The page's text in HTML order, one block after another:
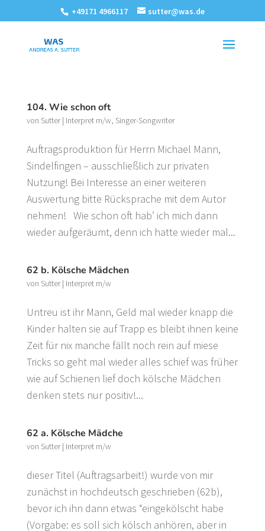
+49171 4966117 sutter@was.de
104. Wie schon oft
von Sutter| Interpret m/w, Singer-Songwriter
Auftragsproduktion für Herrn Michael Mann,
Sindelfingen – ausschließlich zur privaten
Nutzung! Bei Interesse an einer weiteren
Auswertung bitte Rücksprache mit dem Autor
nehmen! Wie schon oft hab’ ich mich dann
wieder aufgeräumt, denn ich hatte wieder mal...
62 b. Kölsche Mädchen
von Sutter| Interpret m/w
Untreu ist ihr Mann, Geld mal wieder knapp die
Kinder halten sie auf Trapp es bleibt ihnen keine
Zeit für nix manche fällt noch rein auf miese
Tricks so geht mal wieder alles schief was früher
wie auf Schienen lief doch kölsche Mädchen
denken stets nur positiv!...
62 a. Kölsche Mädche
von Sutter| Interpret m/w
dieser Titel (Auftragsarbeit!) wurde von mir
zunächst in hochdeutsch geschrieben (62b),
bevor ich ihn dann etwas “eingekölscht habe
(Vorgabe: es soll sich kölsch anhören, aber in